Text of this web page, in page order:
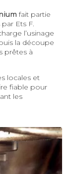
fait partie
Ets F.
l’usinage
la découpe
prêtes à
locales et
fiable pour
les